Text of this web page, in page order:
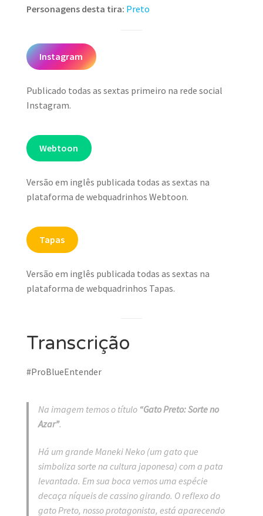
Personagens desta tira: Preto
Instagram
Publicado todas as sextas primeiro na rede social
Instagram.
Webtoon
Versão em inglês publicada todas as sextas na
plataforma de webquadrinhos Webtoon.
Tapas
Versão em inglês publicada todas as sextas na
plataforma de webquadrinhos Tapas.
Transcrição
#ProBlueEntender
Na imagem temos o título “Gato Preto: Sorte no
Azar”.
Há um grande Maneki Neko(um gato que
simboliza sorte na cultura japonesa) com a pata
levantada. Em sua boca vemos uma espécie
decaça níqueis de cassino girando. O reflexo do
gato Preto, nosso protagonista, está aparecendo